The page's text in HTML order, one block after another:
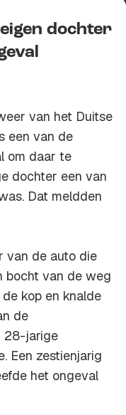
Kopieer link
dochter
van het Duitse
een van de
om daar te
dochter een van
Dat meldden
van de auto die
bocht van de weg
kop en knalde
de
28-jarige
Een zestienjarig
het ongeval